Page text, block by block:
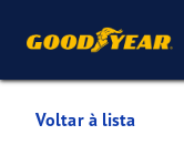
Voltar à lista